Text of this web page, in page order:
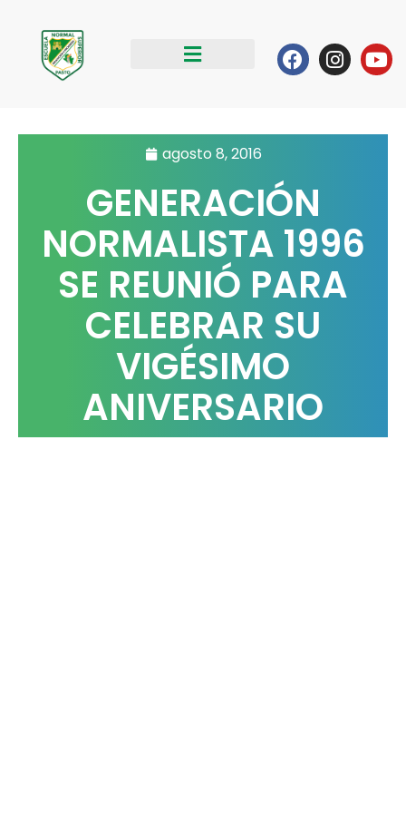
contenido
Facebook
agosto 8, 2016
GENERACIÓN
NORMALISTA 1996
SE REUNIÓ PARA
CELEBRAR SU
VIGÉSIMO
ANIVERSARIO